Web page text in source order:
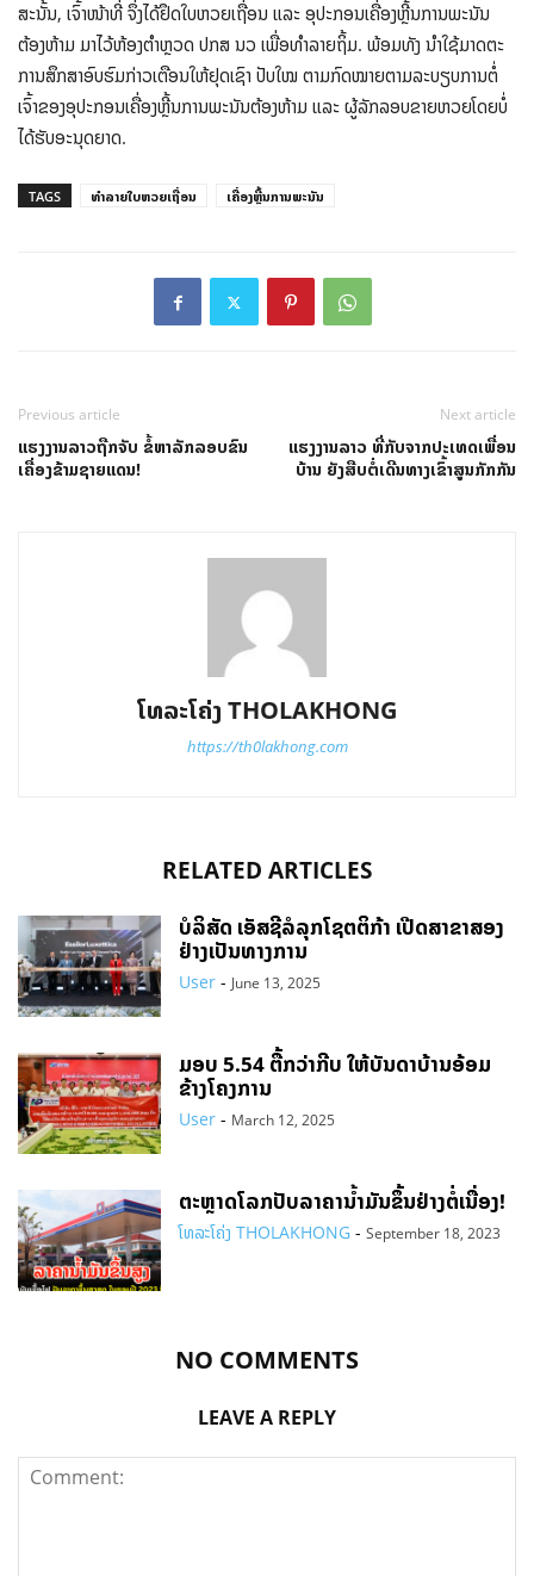
ສະນັ້ນ, ເຈົ້າໜ້າທີ່ ຈຶ່ງໄດ້ຢຶດໃບຫວຍເຖື່ອນ ແລະ ອຸປະກອນເຄື່ອງຫຼີ້ນການພະນັນ
ຕ້ອງຫ້າມ ມາໄວ້ຫ້ອງຕໍາຫຼວດ ປກສ ນວ ເພື່ອທໍາລາຍຖິ້ມ. ພ້ອມທັງ ນໍາໃຊ້ມາດຕະ
ການສຶກສາອົບຮົມກ່າວເຕືອນໃຫ້ຢຸດເຊົາ ປັບໃໝ ຕາມກົດໝາຍຕາມລະບຽບການຕໍ່
ເຈົ້າຂອງອຸປະກອນເຄື່ອງຫຼີ້ນການພະນັນຕ້ອງຫ້າມ ແລະ ຜູ້ລັກລອບຂາຍຫວຍໂດຍບໍ່
ໄດ້ຮັບອະນຸດຍາດ.
TAGS ທຳລາຍໃບຫວຍເຖື່ອນ ເຄື່ອງຫຼີ້ນການພະນັນ
Previous article
ແຮງງານລາວຖືກຈັບ ຂໍ້ຫາລັກລອບຂົນ
ເຄື່ອງຂ້າມຊາຍແດນ!
Next article
ແຮງງານລາວ ທີ່ກັບຈາກປະເທດເພື່ອນ
ບ້ານ ຍັງສືບຕໍ່ເດີນທາງເຂົ້າສູນກັກກັນ
ໂທລະໂຄ່ງ THOLAKHONG
https://th0lakhong.com
RELATED ARTICLES
ບໍລິສັດ ເອັສຊີລໍລຸກໂຊຕຕິກ້າ ເປີດສາຂາສອງ
ຢ່າງເປັນທາງການ
User - June 13, 2025
ມອບ 5.54 ຕື້ກວ່າກີບ ໃຫ້ບັນດາບ້ານອ້ອມ
ຂ້າງໂຄງການ
User - March 12, 2025
ຕະຫຼາດໂລກປັບລາຄານ້ຳມັນຂຶ້ນຢ່າງຕໍ່ເນື່ອງ!
ໂທລະໂຄ່ງ THOLAKHONG - September 18, 2023
NO COMMENTS
LEAVE A REPLY